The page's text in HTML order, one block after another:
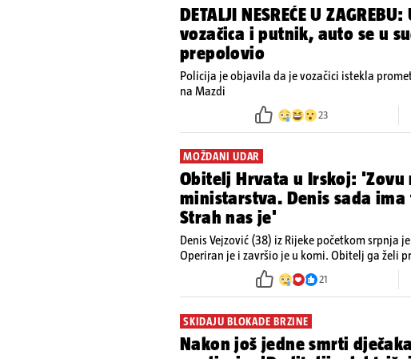
DETALJI NESREĆE U
vozačica i putnik, auto se u
prepolovio
Policija je objavila da je vozačici istekla
na Mazdi
23
MOŽDANI UDAR
Obitelj Hrvata u Irskoj: 'Zovu
ministarstva. Denis sada
Strah nas je'
Denis Vejzović (38) iz Rijeke početkom srpnja
Operiran je i završio je u komi. Obitelj ga želi
kako tamošnji liječnici ne vjeruju u oporavak:
21
SKIDAJU BLOKADE BRZINE
Nakon još jedne smrti